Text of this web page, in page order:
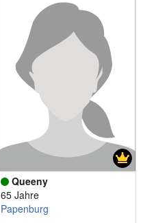
Queeny
65 Jahre
Papenburg